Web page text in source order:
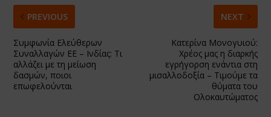
PREVIOUS
Συμφωνία Ελεύθερων
Συναλλαγών ΕΕ – Ινδίας: Τι
αλλάζει με τη μείωση
δασμών, ποιοι
επωφελούνται
NEXT
Κατερίνα Μονογυιού:
Χρέος μας η διαρκής
εγρήγορση ενάντια στη
μισαλλοδοξία – Τιμούμε τα
θύματα του
Ολοκαυτώματος